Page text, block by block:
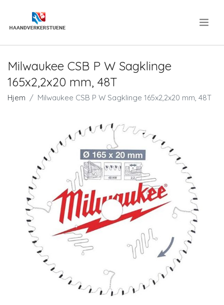
Milwaukee CSB P W Sagklinge
165x2,2x20 mm, 48T
Hjem Milwaukee CSB P W Sagklinge 165x2,2x20 mm, 48T